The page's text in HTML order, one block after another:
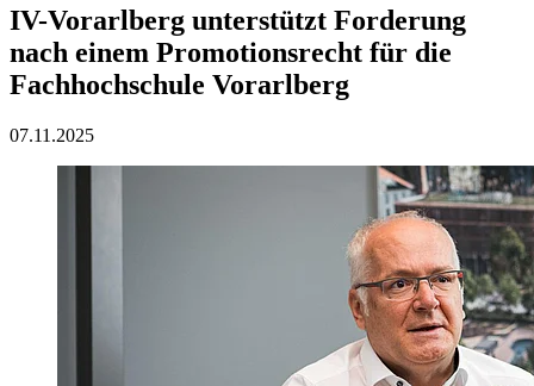
IV-Vorarlberg unterstützt Forderung
nach einem Promotionsrecht für die
Fachhochschule Vorarlberg
07.11.2025